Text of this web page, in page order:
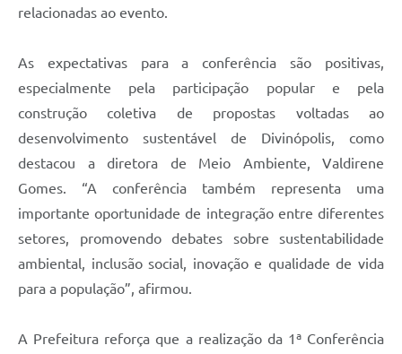
relacionadas ao evento.
As expectativas para a conferência são positivas,
especialmente pela participação popular e pela
construção coletiva de propostas voltadas ao
desenvolvimento sustentável de Divinópolis, como
destacou a diretora de Meio Ambiente, Valdirene
Gomes. “A conferência também representa uma
importante oportunidade de integração entre diferentes
setores, promovendo debates sobre sustentabilidade
ambiental, inclusão social, inovação e qualidade de vida
para a população”, afirmou.
A Prefeitura reforça que a realização da 1ª Conferência